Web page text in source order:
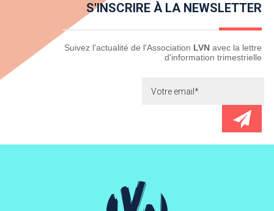
S'INSCRIRE À LA NEWSLETTER
Newsletter Suivez l'actualité de l'Association LVN avec la lettre
d'information trimestrielle